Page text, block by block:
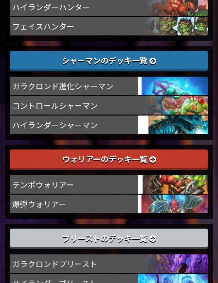
ハイランダーハンター
フェイスハンター
シャーマンのデッキ一覧
ガラクロンド進化シャーマン
コントロールシャーマン
ハイランダーシャーマン
ウォリアーのデッキ一覧
テンポウォリアー
爆弾ウォリアー
プリーストのデッキ一覧
ガラクロンドプリースト